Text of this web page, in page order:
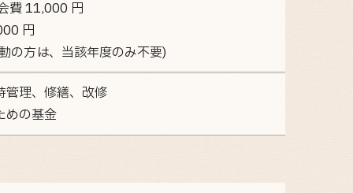
費 11,000 円
円
の方は、当該年度のみ不要)
管理、修繕、改修
めの基金